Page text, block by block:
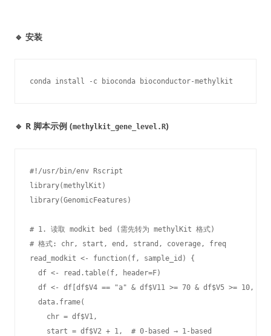
🔹 安装
conda install -c bioconda bioconductor-methylkit
🔹 R 脚本示例 (methylkit_gene_level.R)
#!/usr/bin/env Rscript
library(methylKit)
library(GenomicFeatures)
# 1. 读取 modkit bed (需先转为 methylKit 格式)
# 格式: chr, start, end, strand, coverage, freq
read_modkit <- function(f, sample_id) {
  df <- read.table(f, header=F)
df <- df[df$V4 == "a" & df$V11 >= 70 & df$V5 >= 10, ]
  data.frame(
    chr = df$V1,
    start = df$V2 + 1,  # 0-based → 1-based